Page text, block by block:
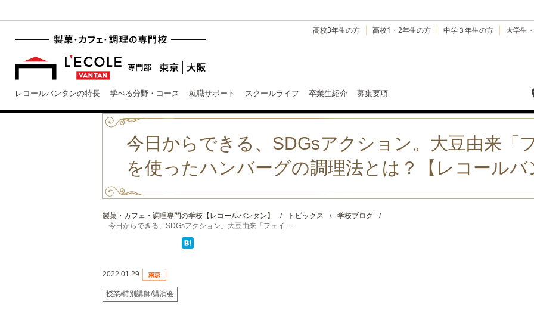
高校3年生の方 高校1・2年生の方 中学３年生の方 大学生
レコールバンタンの特長 学べる分野・コース 就職サポート スクールライフ 卒業生紹介 募集要項
今日からできる、SDGsアクション。大豆由来「
を使ったハンバーグの調理法とは？【レコール
製菓・カフェ・調理専門の学校【レコールバンタン】 / トピックス / 学校ブログ
/
今日からできる、SDGsアクション。大豆由来「フェイ ...
2022.01.29
授業/特別講師/講演会